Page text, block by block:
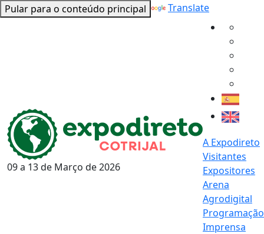
Powered by Translate
Pular para o conteúdo principal
09 a 13 de Março de 2026
A Expodireto
Visitantes
Expositores
Arena
Agrodigital
Programação
Imprensa